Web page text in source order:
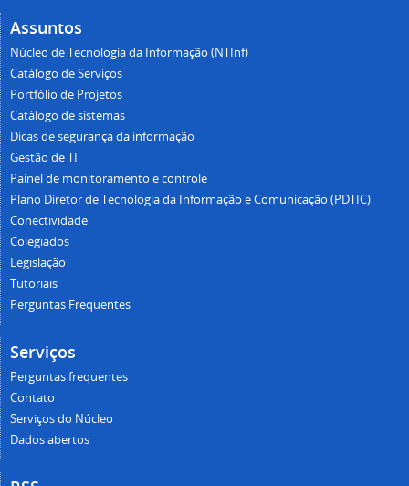
Assuntos
Núcleo de Tecnologia da Informação (NTInf)
Catálogo de Serviços
Portfólio de Projetos
Catálogo de sistemas
Dicas de segurança da informação
Gestão de TI
Painel de monitoramento e controle
Plano Diretor de Tecnologia da Informação e Comunicação (PDTIC)
Conectividade
Colegiados
Legislação
Tutoriais
Perguntas Frequentes
Serviços
Perguntas frequentes
Contato
Serviços do Núcleo
Dados abertos